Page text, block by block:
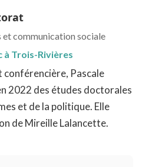
communication sociale
à Trois-Rivières
Pascale
2022 des études doctorales
et de la politique. Elle
de Mireille Lalancette.